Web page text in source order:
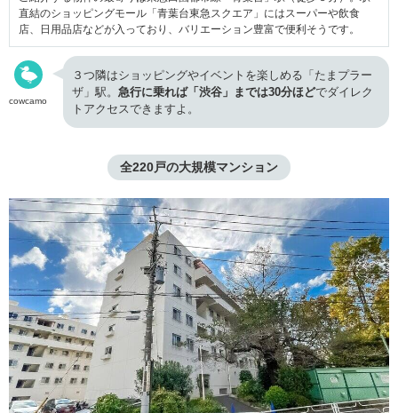
直結のショッピングモール「青葉台東急スクエア」にはスーパーや飲食
店、日用品店などが入っており、バリエーション豊富で便利そうです。
cowcamo
３つ隣はショッピングやイベントを楽しめる「たまプラー
ザ」駅。 急行に乗れば「渋谷」までは30分ほどでダイレク
トアクセスできますよ。
全220戸の大規模マンション